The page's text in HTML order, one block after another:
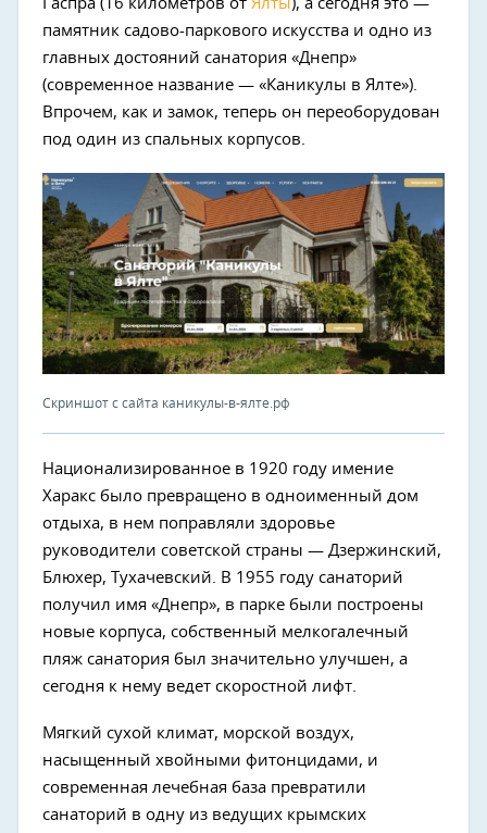
Гаспра (16 километров от Ялты), а сегодня это —
памятник садово-паркового искусства и одно из
главных достояний санатория «Днепр»
(современное название — «Каникулы в Ялте»).
Впрочем, как и замок, теперь он переоборудован
под один из спальных корпусов.
Скриншот с сайта каникулы-в-ялте.рф
Национализированное в 1920 году имение
Харакс было превращено в одноименный дом
отдыха, в нем поправляли здоровье
руководители советской страны — Дзержинский,
Блюхер, Тухачевский. В 1955 году санаторий
получил имя «Днепр», в парке были построены
новые корпуса, собственный мелкогалечный
пляж санатория был значительно улучшен, а
сегодня к нему ведет скоростной лифт.
Мягкий сухой климат, морской воздух,
насыщенный хвойными фитонцидами, и
современная лечебная база превратили
санаторий в одну из ведущих крымских